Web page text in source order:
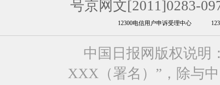
号京网文[2011]0283-
12300电信用户申诉受理中心
中国日报网版权说明
XXX（署名）”，除与